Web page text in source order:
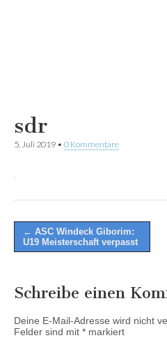
sdr
5. Juli 2019 • 0 Kommentare
Post
navigation
← ASC Windeck Giborim:
U19 Meisterschaft verpasst
Schreibe einen
Deine E-Mail-Adresse wird nicht
Felder sind mit * markiert